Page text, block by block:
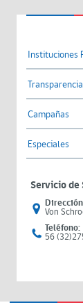
Instituciones
Transparencia
Campañas
Especiales
Servicio de
Von
Teléfono:
56